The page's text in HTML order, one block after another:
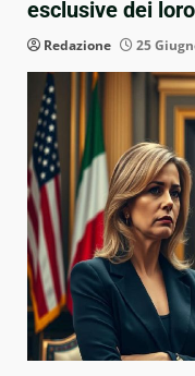
esclusive dei
Redazione 25